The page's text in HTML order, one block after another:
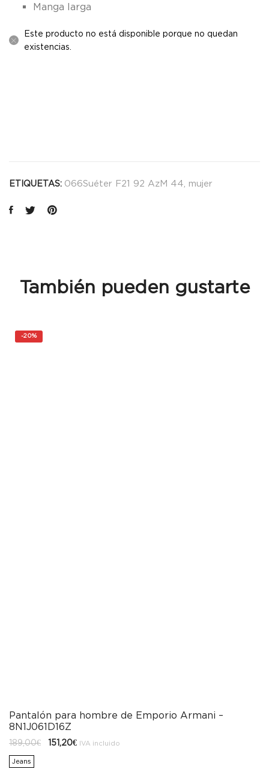
Manga larga
Este producto no está disponible porque no quedan
existencias.
ETIQUETAS: 066Suéter F21 92 AzM 44 mujer
También pueden gustarte
-20%
Pantalón para hombre de Emporio Armani –
8N1J061D16Z
189,00€
El151,20€ElIVA incluido
Jeans